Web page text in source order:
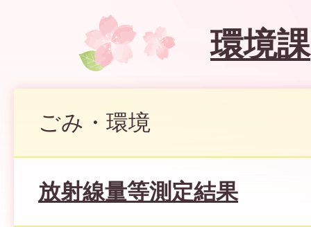
環境課
ごみ・環境
放射線量等測定結果